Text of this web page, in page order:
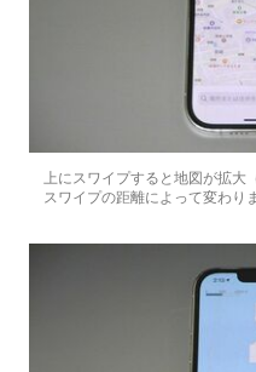
上にスワイプすると地図が拡大
スワイプの距離によって変わり